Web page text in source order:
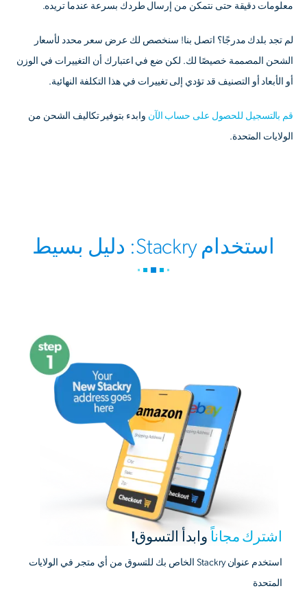
معلومات دقيقة حتى نتمكن من إرسال طردك بسرعة عندما تريده.
لم تجد بلدك مدرجًا؟ اتصل بنا! سنخصص لك عرض سعر محدد لأسعار
الشحن المصممة خصيصًا لك. لكن ضع في اعتبارك أن التغييرات في الوزن
أو الأبعاد أو التصنيف قد تؤدي إلى تغييرات في هذا التكلفة النهائية.
قم بالتسجيل للحصول على حساب الآن وابدء بتوفير تكاليف الشحن من
الولايات المتحدة.
استخدام Stackry: دليل بسيط
اشترك مجاناً وابدأ التسوق!
استخدم عنوان Stackry الخاص بك للتسوق من أي متجر في الولايات
المتحدة